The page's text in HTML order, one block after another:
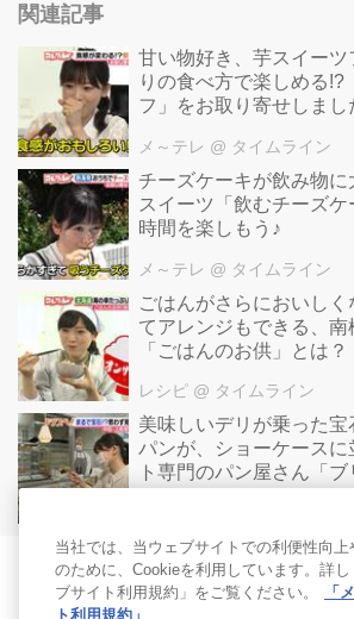
関連記事
甘い物好き、芋スイーツ
りの食べ方で楽しめる!?
フ」をお取り寄せしまし
メ～テレ @ タイムライン
チーズケーキが飲み物に
スイーツ「飲むチーズケ
時間を楽しもう♪
メ～テレ @ タイムライン
ごはんがさらにおいしく
てアレンジもできる、
「ごはんのお供」とは？
レシピ @ タイムライン
美味しいデリが乗った
パンが、ショーケースに並ぶ♪ テ
ト専門のパン屋さん「ブ
当社では、当ウェブサイトでの利便性向
のために、Cookieを利用しています。詳
ブサイト利用規約」をご覧ください。
「
ト利用規約」